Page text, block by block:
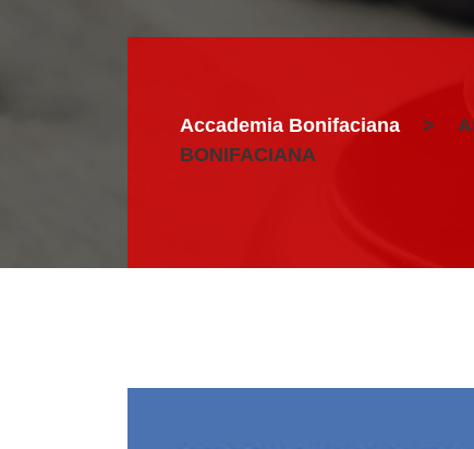
Accademia Bonifaciana >
BONIFACIANA